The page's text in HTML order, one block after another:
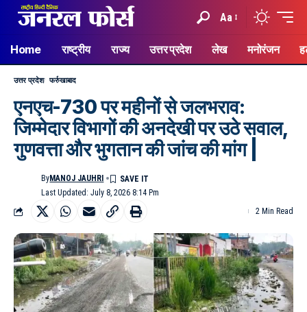
Aa
Home राष्ट्रीय राज्य उत्तर प्रदेश लेख मनोरंजन
उत्तर प्रदेश फर्रुखाबाद
एनएच-730 पर महीनों से जलभराव:
जिम्मेदार विभागों की अनदेखी पर उठे सवाल,
गुणवत्ता और भुगतान की जांच की मांग |
Last Updated: July 8, 2026 8:14 Pm
ByMANOJ JAUHRI
2 Min Read